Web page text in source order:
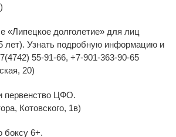
«Липецкое долголетие» для лиц
лет). Узнать подробную информацию и
55-91-66, +7-901-363-90-65
20)
первенство ЦФО.
Котовского, 1в)
боксу 6+.